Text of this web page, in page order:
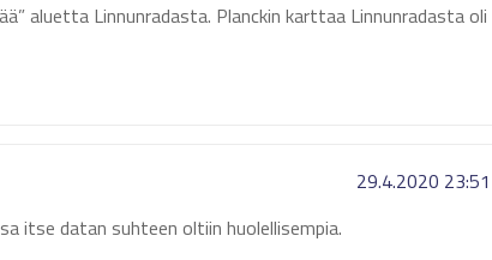
aluetta Linnunradasta. Planckin karttaa Linnunradasta oli
29.4.2020 23:51
itse datan suhteen oltiin huolellisempia.